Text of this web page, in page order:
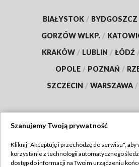
BIAŁYSTOK / BYDGOSZCZ
GORZÓW WLKP. /
KRAKÓW / LUBLIN / ŁÓDŹ
OPOLE / POZNAŃ /
SZCZECIN / WARSZAWA /
TVP
Szanujemy Twoją prywatność
Kliknij "Akceptuję i przechodzę do serwisu", aby
korzystanie z technologii automatycznego
dostęp do informacji na Twoim urządzeniu